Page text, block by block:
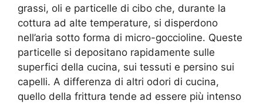
grassi, oli e particelle di cibo che, durante la
cottura ad alte temperature, si disperdono
nell’aria sotto forma di micro-goccioline. Queste
particelle si depositano rapidamente sulle
superfici della cucina, sui tessuti e persino sui
capelli. A differenza di altri odori di cucina,
quello della frittura tende ad essere più intenso